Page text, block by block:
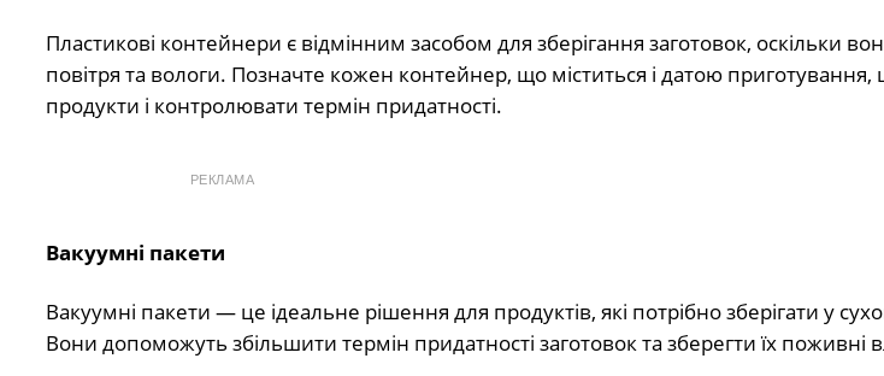
Пластикові контейнери є відмінним засобом для зберігання заготовок, оскільки
повітря та вологи. Позначте кожен контейнер, що міститься і датою приготування,
продукти і контролювати термін придатності.
РЕКЛАМА
Вакуумні пакети
Вакуумні пакети — це ідеальне рішення для продуктів, які потрібно зберігати у
Вони допоможуть збільшити термін придатності заготовок та зберегти їх поживні